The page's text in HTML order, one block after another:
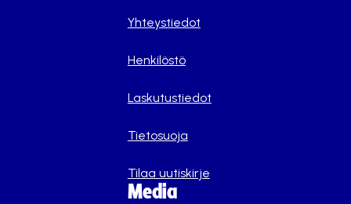
Yhteystiedot
Henkilöstö
Laskutustiedot
Tietosuoja
Tilaa uutiskirje
Media